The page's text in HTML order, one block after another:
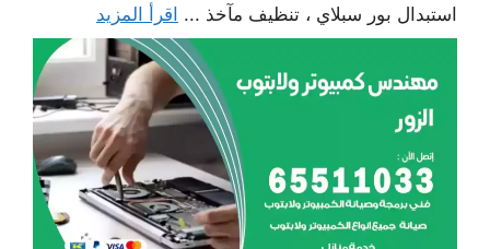
استبدال بور سبلاي ، تنظيف مآخذ ... اقرأ المزيد